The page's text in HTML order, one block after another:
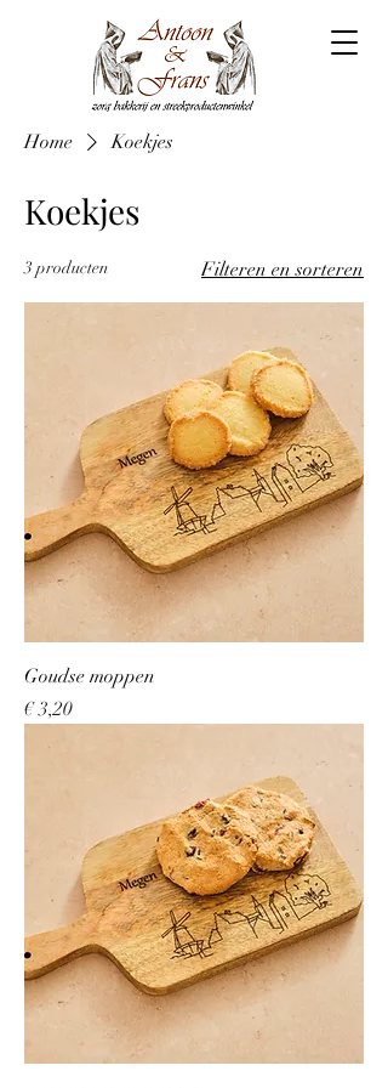
Home Koekjes
Koekjes
3 producten Filteren en sorteren
Goudse moppen
Prijs
€ 3,20